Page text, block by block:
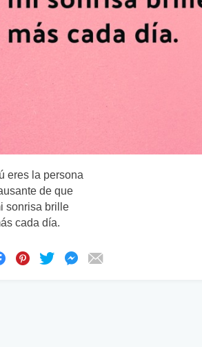
eres la persona
de que
sonrisa brille
cada día.